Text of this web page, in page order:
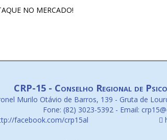
NO MERCADO!
CRP-15 - Conselho Regional de
Murilo Otávio de Barros, 139 - Gruta de
Fone: (82) 3023-5392 - Email:
facebook.com/crp15al